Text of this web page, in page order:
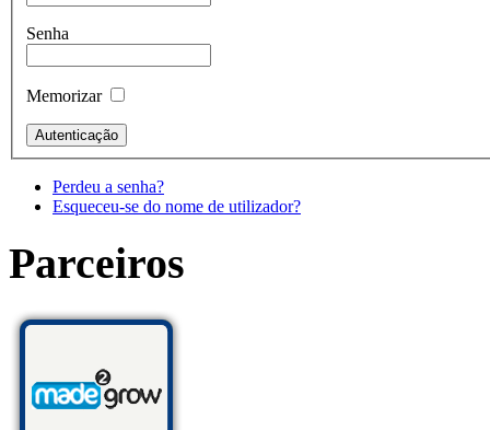
Senha
Memorizar
Perdeu a senha?
Esqueceu-se do nome de utilizador?
Parceiros